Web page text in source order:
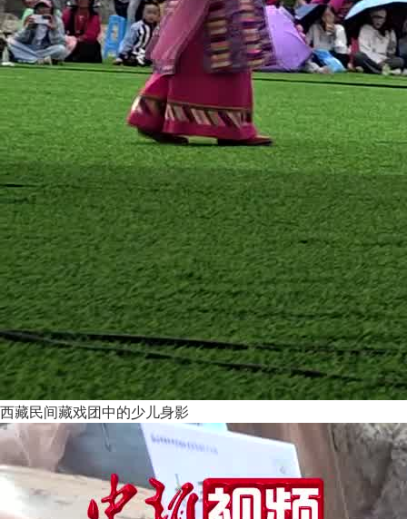
西藏民间藏戏团中的少儿身影